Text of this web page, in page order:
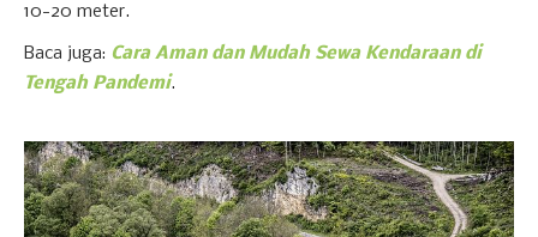
10-20 meter.
Baca juga: Cara Aman dan Mudah Sewa Kendaraan di
Tengah Pandemi.